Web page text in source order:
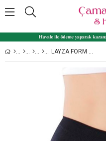
LAYZA FORM 16000 İZ YAPMAZ MIKRO ELYAF BAYAN UZUN TAYT